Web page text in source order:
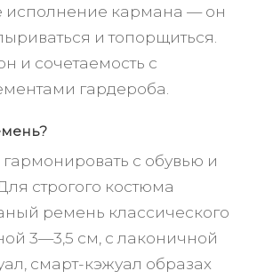
исполнение кармана — он
и топорщиться.
и сочетаемость с
гардероба.
с обувью и
строгого костюма
ремень классического
3—3,5 см, с лаконичной
смарт-кэжуал образах